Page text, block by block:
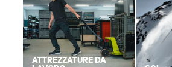
ATTREZZATURE DA